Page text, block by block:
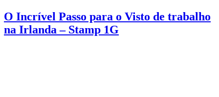
O Incrível Passo para o Visto de trabalho
na Irlanda – Stamp 1G